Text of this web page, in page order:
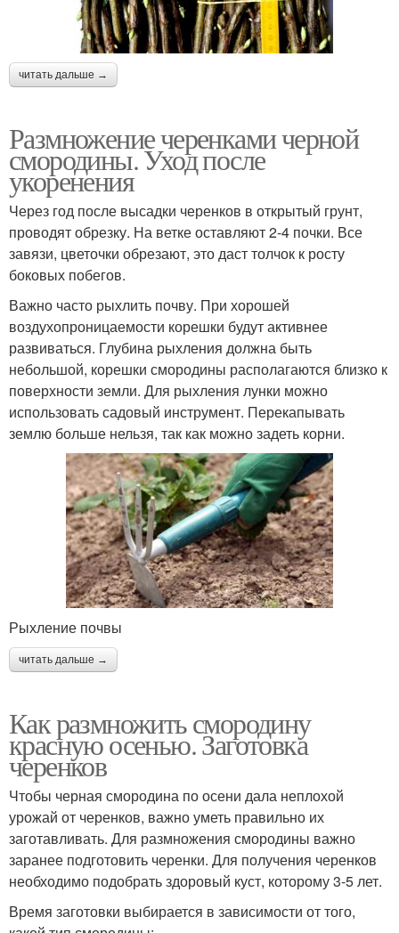
читать дальше →
Размножение черенками черной
смородины. Уход после
укоренения
Через год после высадки черенков в открытый грунт,
проводят обрезку. На ветке оставляют 2-4 почки. Все
завязи, цветочки обрезают, это даст толчок к росту
боковых побегов.
Важно часто рыхлить почву. При хорошей
воздухопроницаемости корешки будут активнее
развиваться. Глубина рыхления должна быть
небольшой, корешки смородины располагаются близко к
поверхности земли. Для рыхления лунки можно
использовать садовый инструмент. Перекапывать
землю больше нельзя, так как можно задеть корни.
Рыхление почвы
читать дальше →
Как размножить смородину
красную осенью. Заготовка
черенков
Чтобы черная смородина по осени дала неплохой
урожай от черенков, важно уметь правильно их
заготавливать. Для размножения смородины важно
заранее подготовить черенки. Для получения черенков
необходимо подобрать здоровый куст, которому 3-5 лет.
Время заготовки выбирается в зависимости от того,